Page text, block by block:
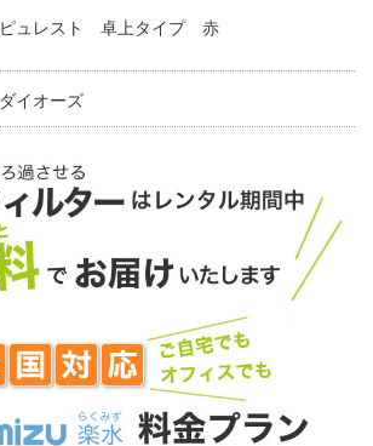
ピュレスト 卓上タイプ 赤
ダイオーズ